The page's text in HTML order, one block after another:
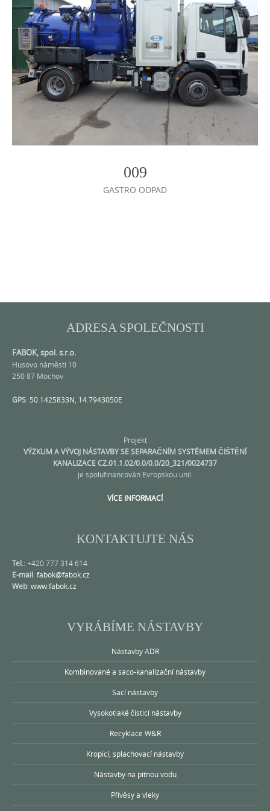
009
GASTRO ODPAD
ADRESA SPOLEČNOSTI
FABOK, spol. s.r.o.
Husovo náměstí 10
250 87 Mochov
GPS: 50.1425833N, 14.7943050E
Projekt
VÝZKUM A VÝVOJ NÁSTAVBY SE SEPARAČNÍM SYSTÉMEM ČIŠTĚNÍ
KANALIZACE CZ.01.1.02/0.0/0.0/20_321/0024737
je spolufinancován Evropskou unií.
VÍCE INFORMACÍ
KONTAKTUJTE NÁS
Tel.: +420 777 314 614
E-mail: fabok@fabok.cz
Web: www.fabok.cz
VYRÁBÍME NÁSTAVBY
Nástavby ADR
Kombinované a saco-kanalizační nástavby
Sací nástavby
Vysokotlaké čisticí nástavby
Recyklace W&R
Kropicí, splachovací nástavby
Nástavby na pitnou vodu
Přívěsy a vleky